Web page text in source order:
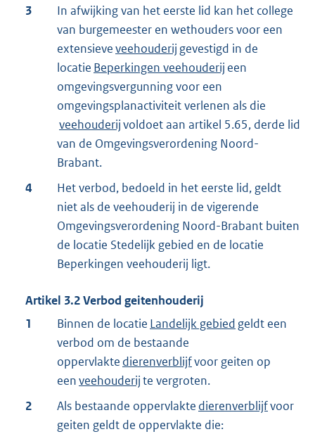
3
In afwijking van het eerste lid kan het college
van burgemeester en wethouders voor een
extensieveveehouderij gevestigd in de
locatie Beperkingen veehouderij een
omgevingsvergunning voor een
omgevingsplanactiviteit verlenen als die
veehouderijvoldoet aan artikel 5.65, derde lid
van de Omgevingsverordening Noord-
Brabant.
4
Het verbod, bedoeld in het eerste lid, geldt
niet als de veehouderij in de vigerende
Omgevingsverordening Noord-Brabant buiten
de locatie Stedelijk gebied en de locatie
Beperkingen veehouderij ligt.
Artikel 3.2Verbod geitenhouderij
1
Binnen de locatie Landelijk gebied geldt een
verbod om de bestaande
oppervlakte dierenverblijfvoor geiten op
eenveehouderijte vergroten.
2
Als bestaande oppervlakte dierenverblijfvoor
geiten geldt de oppervlakte die: